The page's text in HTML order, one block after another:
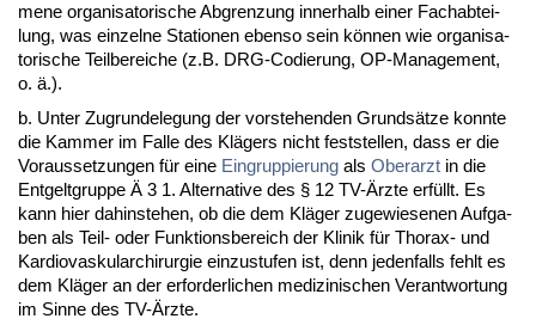
me­ne or­ga­ni­sa­to­ri­sche Ab­gren­zung in­ner­halb ei­ner Fach­ab­tei­
lung, was ein­zel­ne Sta­tio­nen eben­so sein können wie or­ga­ni­sa­
to­ri­sche Teil­be­rei­che (z.B. DRG-Co­die­rung, OP-Ma­nage­ment,
o. ä.).
b. Un­ter Zu­grun­de­le­gung der vor­ste­hen­den Grundsätze konn­te
die Kam­mer im Fal­le des Klägers nicht fest­stel­len, dass er die
Vor­aus­set­zun­gen für ei­ne Ein­grup­pie­rung als Ober­arzt in die
Ent­gelt­grup­pe Ä 3 1. Al­ter­na­ti­ve des § 12 TV-Ärz­te erfüllt. Es
kann hier da­hin­ste­hen, ob die dem Kläger zu­ge­wie­se­nen Auf­ga­
ben als Teil- oder Funk­ti­ons­be­reich der Kli­nik für Tho­rax- und
Kar­dio­vas­ku­lar­chir­ur­gie ein­zu­stu­fen ist, denn je­den­falls fehlt es
dem Kläger an der er­for­der­li­chen me­di­zi­ni­schen Ver­ant­wor­tung
im Sin­ne des TV-Ärz­te.